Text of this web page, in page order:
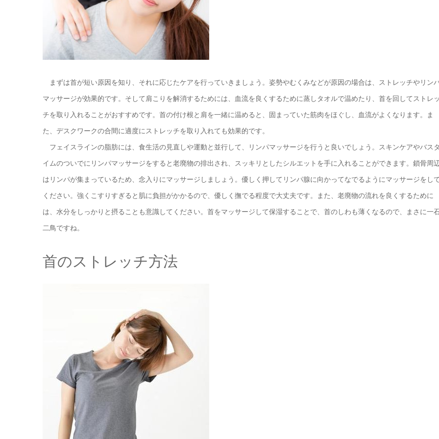
まずは首が短い原因を知り、それに応じたケアを行っていきましょう。姿勢やむくみなどが原因の場合は、ストレッチやリン
マッサージが効果的です。そして肩こりを解消するためには、血流を良くするために蒸しタオルで温めたり、首を回してストレッ
チを取り入れることがおすすめです。首の付け根と肩を一緒に温めると、固まっていた筋肉をほぐし、血流がよくなります。ま
た、デスクワークの合間に適度にストレッチを取り入れても効果的です。
フェイスラインの脂肪には、食生活の見直しや運動と並行して、リンパマッサージを行うと良いでしょう。スキンケアやバスタ
イムのついでにリンパマッサージをすると老廃物の排出され、スッキリとしたシルエットを手に入れることができます。鎖骨周
はリンパが集まっているため、念入りにマッサージしましょう。優しく押してリンパ腺に向かってなでるようにマッサージをして
ください。強くこすりすぎると肌に負担がかかるので、優しく撫でる程度で大丈夫です。また、老廃物の流れを良くするために
は、水分をしっかりと摂ることも意識してください。首をマッサージして保湿することで、首のしわも薄くなるので、まさに一
二鳥ですね。
首のストレッチ方法